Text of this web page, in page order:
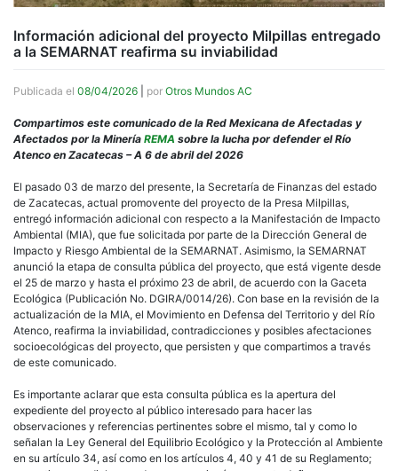
Información adicional del proyecto Milpillas entregado
a la SEMARNAT reafirma su inviabilidad
Publicada el 08/04/2026 por Otros Mundos AC
Compartimos este comunicado de la Red Mexicana de Afectadas y
Afectados por la Minería REMA sobre la lucha por defender el Río
Atenco en Zacatecas – A 6 de abril del 2026
El pasado 03 de marzo del presente, la Secretaría de Finanzas del estado
de Zacatecas, actual promovente del proyecto de la Presa Milpillas,
entregó información adicional con respecto a la Manifestación de Impacto
Ambiental (MIA), que fue solicitada por parte de la Dirección General de
Impacto y Riesgo Ambiental de la SEMARNAT. Asimismo, la SEMARNAT
anunció la etapa de consulta pública del proyecto, que está vigente desde
el 25 de marzo y hasta el próximo 23 de abril, de acuerdo con la Gaceta
Ecológica (Publicación No. DGIRA/0014/26). Con base en la revisión de la
actualización de la MIA, el Movimiento en Defensa del Territorio y del Río
Atenco, reafirma la inviabilidad, contradicciones y posibles afectaciones
socioecológicas del proyecto, que persisten y que compartimos a través
de este comunicado.
Es importante aclarar que esta consulta pública es la apertura del
expediente del proyecto al público interesado para hacer las
observaciones y referencias pertinentes sobre el mismo, tal y como lo
señalan la Ley General del Equilibrio Ecológico y la Protección al Ambiente
en su artículo 34, así como en los artículos 4, 40 y 41 de su Reglamento;